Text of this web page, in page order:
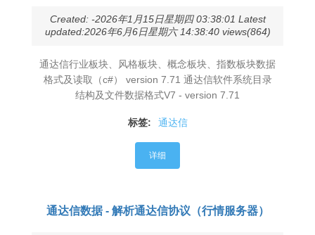
Created: -2026年1月15日星期四 03:38:01 Latest
updated:2026年6月6日星期六 14:38:40 views(864)
通达信行业板块、风格板块、概念板块、指数板块数据
格式及读取（c#） version 7.71 通达信软件系统目录
结构及文件数据格式V7 - version 7.71
标签: 通达信
详细
通达信数据 - 解析通达信协议（行情服务器）